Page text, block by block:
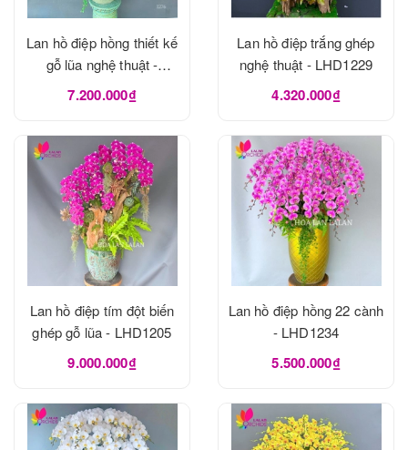
Lan hồ điệp hồng thiết kế
gỗ lũa nghệ thuật -
LHD1273
7.200.000₫
Lan hồ điệp trắng ghép
nghệ thuật - LHD1229
4.320.000₫
Lan hồ điệp tím đột biến
ghép gỗ lũa - LHD1205
9.000.000₫
Lan hồ điệp hồng 22 cành
- LHD1234
5.500.000₫